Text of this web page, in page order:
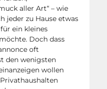
aller Art“ – wie
jeder zu Hause etwas
ein kleines
Doch dass
oft
den wenigsten
wollen